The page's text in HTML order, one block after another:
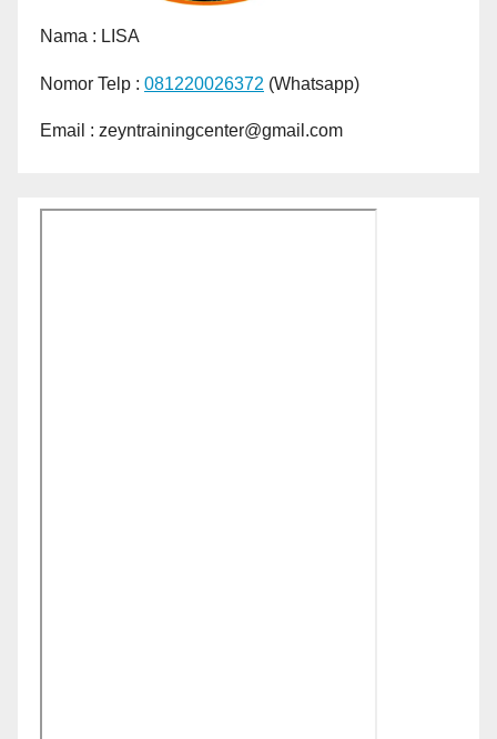
Nama : LISA
Nomor Telp : 081220026372 (Whatsapp)
Email : zeyntrainingcenter@gmail.com